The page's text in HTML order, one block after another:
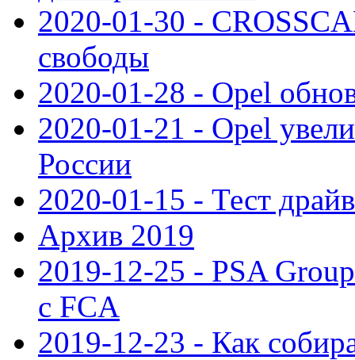
2020-01-30 -
свободы
2020-01-28 - Opel
2020-01-21 - Opel
России
2020-01-15 - Тест
Архив 2019
2019-12-25 - PSA
с FCA
2019-12-23 - Как